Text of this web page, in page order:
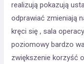
realizują pokazują
odprawiać zmieniają
kręci się , sala
poziomowy bardzo
zwiększenie korzyść